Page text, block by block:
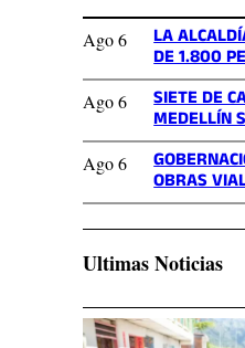
Ago 6 LA
DE 1.800
Ago 6 SIETE DE
MEDELLÍN
Ago 6
OBRAS
Ultimas Noticias